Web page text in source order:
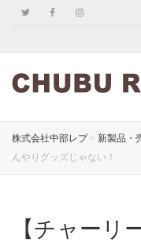
株式会社中部レプ> 新製品・
んやりグッズじゃない！
【チャーリ